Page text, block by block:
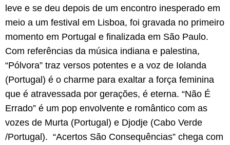
leve e se deu depois de um encontro inesperado em
meio a um festival em Lisboa, foi gravada no primeiro
momento em Portugal e finalizada em São Paulo.
Com referências da música indiana e palestina,
“Pólvora” traz versos potentes e a voz de Iolanda
(Portugal) é o charme para exaltar a força feminina
que é atravessada por gerações, é eterna. “Não É
Errado” é um pop envolvente e romântico com as
vozes de Murta (Portugal) e Djodje (Cabo Verde
/Portugal). “Acertos São Consequências” chega com